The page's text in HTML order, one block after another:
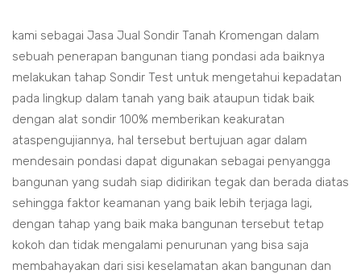
kami sebagai Jasa Jual Sondir Tanah Kromengan dalam
sebuah penerapan bangunan tiang pondasi ada baiknya
melakukan tahap Sondir Test untuk mengetahui kepadatan
pada lingkup dalam tanah yang baik ataupun tidak baik
dengan alat sondir 100% memberikan keakuratan
ataspengujiannya, hal tersebut bertujuan agar dalam
mendesain pondasi dapat digunakan sebagai penyangga
bangunan yang sudah siap didirikan tegak dan berada diatas
sehingga faktor keamanan yang baik lebih terjaga lagi,
dengan tahap yang baik maka bangunan tersebut tetap
kokoh dan tidak mengalami penurunan yang bisa saja
membahayakan dari sisi keselamatan akan bangunan dan